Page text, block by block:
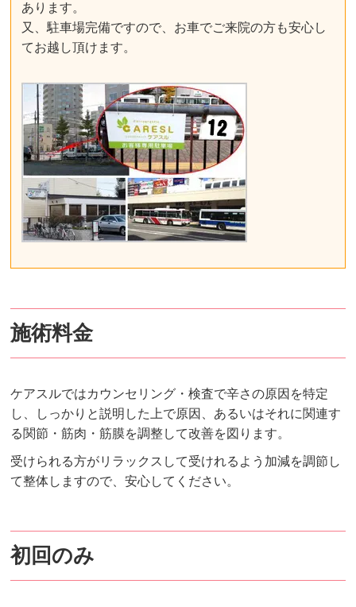
あります。
又、駐車場完備ですので、お車でご来院の方も安心し
てお越し頂けます。
施術料金
ケアスルではカウンセリング・検査で辛さの原因を特定
し、しっかりと説明した上で原因、あるいはそれに関連す
る関節・筋肉・筋膜を調整して改善を図ります。
受けられる方がリラックスして受けれるよう加減を調節し
て整体しますので、安心してください。
初回のみ